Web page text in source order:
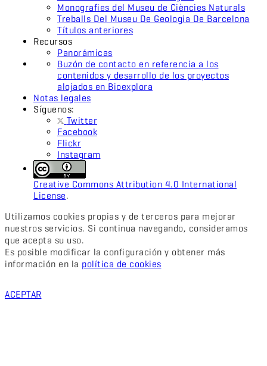
Monografies del Museu de Ciències Naturals
Treballs Del Museu De Geologia De Barcelona
Títulos anteriores
Recursos
Panorámicas
Buzón de contacto en referencia a los
contenidos y desarrollo de los proyectos
alojados en Bioexplora
Notas legales
Síguenos:
Twitter
Facebook
Flickr
Instagram
Creative Commons Attribution 4.0 International
License.
Utilizamos cookies propias y de terceros para mejorar
nuestros servicios. Si continua navegando, consideramos
que acepta su uso.
Es posible modificar la configuración y obtener más
información en la política de cookies
ACEPTAR